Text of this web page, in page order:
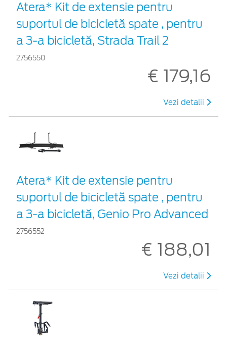
Atera* Kit de extensie pentru
suportul de bicicletă spate , pentru
a 3-a bicicletă, Strada Trail 2
2756550
€ 179,16
Vezi detalii
Atera* Kit de extensie pentru
suportul de bicicletă spate , pentru
a 3-a bicicletă, Genio Pro Advanced
2756552
€ 188,01
Vezi detalii